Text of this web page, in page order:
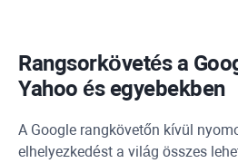
Rangsorkövetés a
Yahoo és egyebekben
A Google rangkövetőn kívül
elhelyezkedést a világ összes